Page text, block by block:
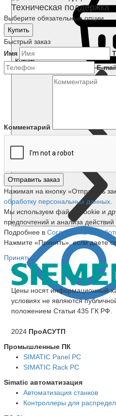
Купить
Техническая поддержка
Выберите обязательные опции
Купить
Быстрый заказ
Имя
E-
Комментарий
Отправить заказ
Нажимая на кнопку «Отправить
обработку персональных данных.
Мы используем файлы cookie и
предпочтений и анализа действий
Подробнее в Согласие на
Нажмите «Принять», если даете
Принять
Цены носят информационный
условиях не являются
положением Статьи 435 ГК РФ.
2024 ПроАСУТП
Промышленные ПК
SIMATIC Panel PС
SIMATIC Rack PC
Simatic автоматизация
Автоматизация станков
Контроллеры для